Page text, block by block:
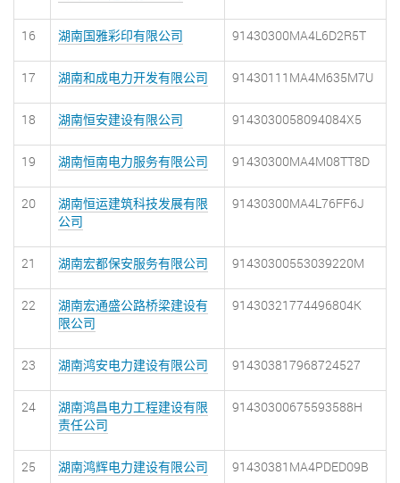
16 湖南国雅彩印有限公司 91430300MA4L6D2R5T
17 湖南和成电力开发有限公司 91430111MA4M635M7U
18 湖南恒安建设有限公司 9143030058094084X5
19 湖南恒南电力服务有限公司 91430300MA4M08TT8D
20
湖南恒运建筑科技发展有限
公司
91430300MA4L76FF6J
21 湖南宏都保安服务有限公司 91430300553039220M
22
湖南宏通盛公路桥梁建设有
限公司
91430321774496804K
23 湖南鸿安电力建设有限公司 914303817968724527
24
湖南鸿昌电力工程建设有限
责任公司
91430300675593588H
25 湖南鸿辉电力建设有限公司 91430381MA4PDED09B